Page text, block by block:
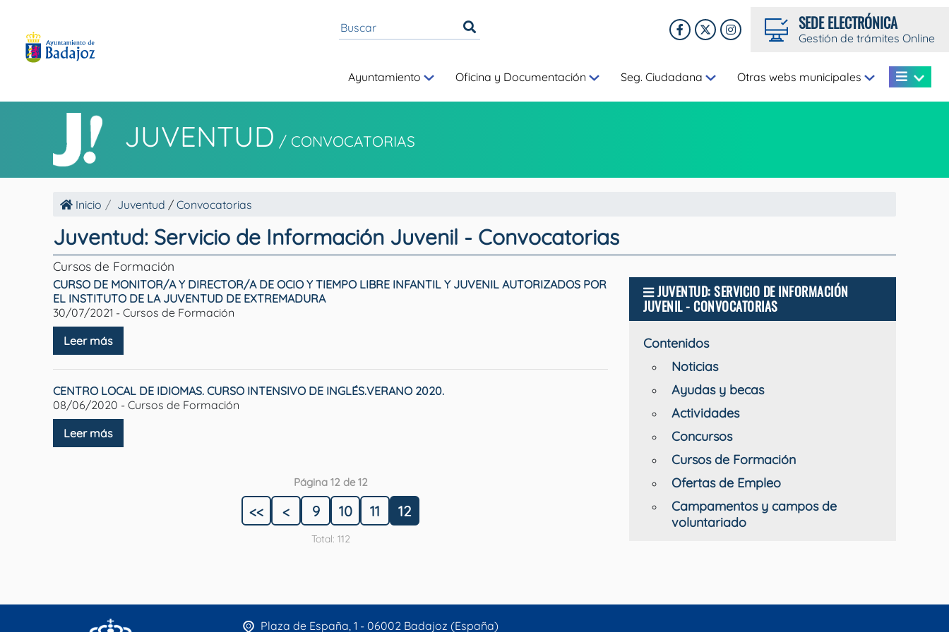
SEDE ELECTRÓNICA
Gestión de trámites Online
Ayuntamiento Oficina y Documentación Seg. Ciudadana Otras webs municipales
JUVENTUD / CONVOCATORIAS
Inicio Juventud / Convocatorias
Juventud: Servicio de Información Juvenil - Convocatorias
Cursos de Formación
CURSO DE MONITOR/A Y DIRECTOR/A DE OCIO Y TIEMPO LIBRE INFANTIL Y JUVENIL AUTORIZADOS POR
EL INSTITUTO DE LA JUVENTUD DE EXTREMADURA
30/07/2021 - Cursos de Formación
Leer más
CENTRO LOCAL DE IDIOMAS. CURSO INTENSIVO DE INGLÉS.VERANO 2020.
08/06/2020 - Cursos de Formación
Leer más
Página 12 de 12
<< < 9 10 11 12
Total: 112
JUVENTUD: SERVICIO DE INFORMACIÓN
JUVENIL - CONVOCATORIAS
Contenidos
Noticias
Ayudas y becas
Actividades
Concursos
Cursos de Formación
Ofertas de Empleo
Campamentos y campos de
voluntariado
Plaza de España, 1 - 06002 Badajoz (España)